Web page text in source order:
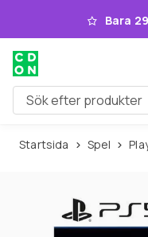
Hoppa till Bara
Sök efter produkter
Startsida Spel